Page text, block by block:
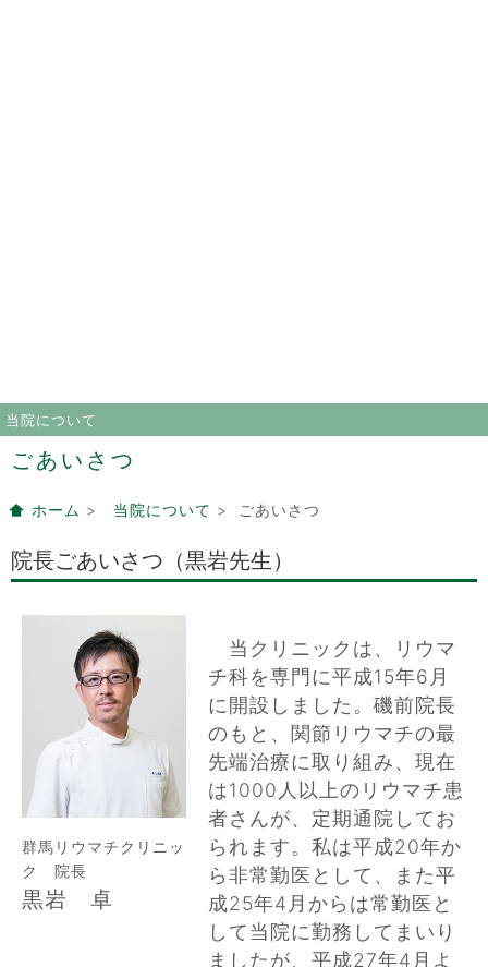
ごあいさつ
当院について
ホーム > 当院について > ごあいさつ
院長ごあいさつ（黒岩先生）
群馬リウマチクリニッ
ク 院長
黒岩 卓
当クリニックは、リウマ
チ科を専門に平成15年6月
に開設しました。磯前院長
のもと、関節リウマチの最
先端治療に取り組み、現在
は1000人以上のリウマチ患
者さんが、定期通院してお
られます。私は平成20年か
ら非常勤医として、また平
成25年4月からは常勤医と
して当院に勤務してまいり
ましたが、平成27年4月よ